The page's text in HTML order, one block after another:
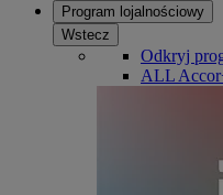
Program lojalnościowy
Wstecz
Odkryj
ALL